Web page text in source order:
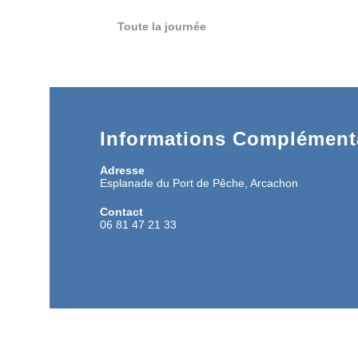
Toute la journée
Informations
Adresse
Esplanade du Port de Pêche, Arcachon
Contact
06 81 47 21 33